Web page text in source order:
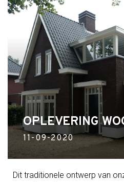
OPLEVERING
11-09-2020
Dit traditionele ontwerp van